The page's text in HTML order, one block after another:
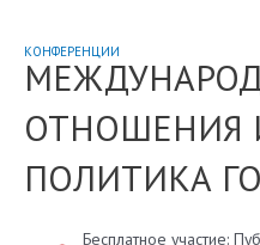
КОНФЕРЕНЦИИ
ОТНОШЕНИЯ
ПОЛИТИКА
Бесплатное участие: